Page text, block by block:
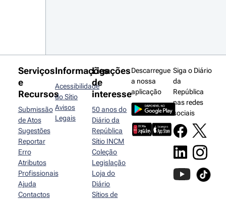
Serviços
e
Recursos
Submissão
de Atos
Sugestões
Reportar
Erro
Atributos
Profissionais
Ajuda
Contactos
Informações
Acessibilidade
do Sítio
Avisos
Legais
Ligações
de
interesse
50 anos do
Diário da
República
Sítio INCM
Coleção
Legislação
Loja do
Diário
Sítios de
Descarregue
a nossa
aplicação
Siga o Diário
da
República
nas redes
sociais